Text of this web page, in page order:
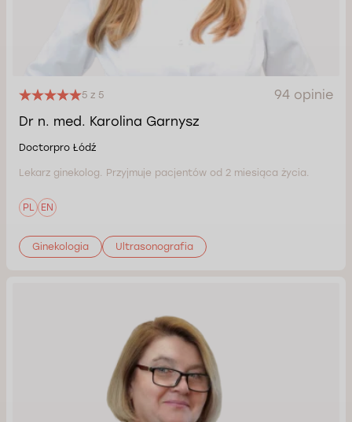
5 z 5
94 opinie
Dr n. med. Karolina Garnysz
Doctorpro Łódź
Lekarz ginekolog. Przyjmuje pacjentów od 2 miesiąca życia.
PL EN
Ginekologia Ultrasonografia